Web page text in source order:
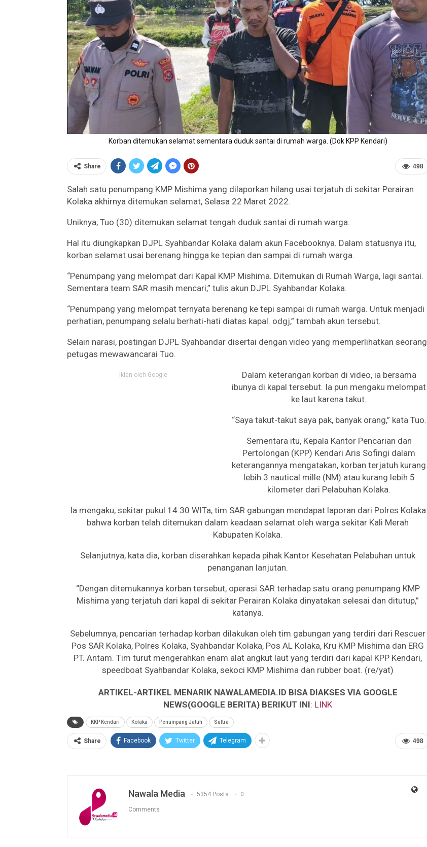
Korban ditemukan selamat sementara duduk santai di rumah warga. (Dok KPP Kendari)
498
Share
Salah satu penumpang KMP Mishima yang dilaporkan hilang usai terjatuh di sekitar Perairan
Kolaka akhirnya ditemukan selamat, Selasa 22 Maret 2022.
Uniknya, Tuo (30) ditemukan selamat tengah duduk santai di rumah warga.
Hal itu diungkapkan DJPL Syahbandar Kolaka dalam akun Facebooknya. Dalam statusnya itu,
korban selamat usai berenang hingga ke tepian dan sampai di rumah warga.
“Penumpang yang melompat dari Kapal KMP Mishima. Ditemukan di Rumah Warga, lagi santai.
Sementara team SAR masih mencari,” tulis akun DJPL Syahbandar Kolaka.
“Penumpang yang melompat ternyata berenang ke tepi sampai di rumah warga. Untuk menjadi
perhatian, penumpang selalu berhati-hati diatas kapal. odgj,” tambah akun tersebut.
Selain narasi, postingan DJPL Syahbandar disertai dengan video yang memperlihatkan seorang
petugas mewawancarai Tuo.
Iklan oleh Google
Dalam keterangan korban di video, ia bersama
ibunya di kapal tersebut. Ia pun mengaku melompat
ke laut karena takut.
“Saya takut-takut saya pak, banyak orang,” kata Tuo.
Sementara itu, Kepala Kantor Pencarian dan
Pertolongan (KPP) Kendari Aris Sofingi dalam
keterangannya mengatakan, korban terjatuh kurang
lebih 3 nautical mille (NM) atau kurang lebih 5
kilometer dari Pelabuhan Kolaka.
Ia mengaku, sekitar pukul 14.30 WITa, tim SAR gabungan mendapat laporan dari Polres Kolaka
bahwa korban telah ditemukan dalam keadaan selamat oleh warga sekitar Kali Merah
Kabupaten Kolaka.
Selanjutnya, kata dia, korban diserahkan kepada pihak Kantor Kesehatan Pelabuhan untuk
penanganan lanjutan.
“Dengan ditemukannya korban tersebut, operasi SAR terhadap satu orang penumpang KMP
Mishima yang terjatuh dari kapal di sekitar Perairan Kolaka dinyatakan selesai dan ditutup,”
katanya.
Sebelumnya, pencarian terhadap korban dilakukan oleh tim gabungan yang terdiri dari Rescuer
Pos SAR Kolaka, Polres Kolaka, Syahbandar Kolaka, Pos AL Kolaka, Kru KMP Mishima dan ERG
PT. Antam. Tim turut mengerahkan enam alat angkut laut yang terdiri dari kapal KPP Kendari,
speedboat Syahbandar Kolaka, sekoci KMP Mishima dan rubber boat. (re/yat)
ARTIKEL-ARTIKEL MENARIK NAWALAMEDIA.ID BISA DIAKSES VIA GOOGLE
NEWS(GOOGLE BERITA) BERIKUT INI: LINK
KKP Kendari Kolaka Penumpang Jatuh Sultra
498
Share Facebook Twitter Telegram
Nawala Media 5354 Posts 0
Comments